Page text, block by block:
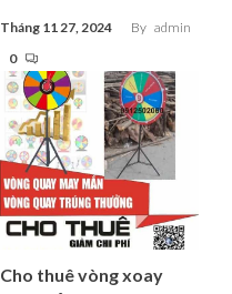
Tháng 11 27, 2024 By admin
0
Cho thuê vòng xoay